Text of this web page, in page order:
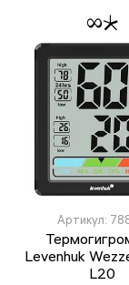
Артикул:
Levenhuk
L20